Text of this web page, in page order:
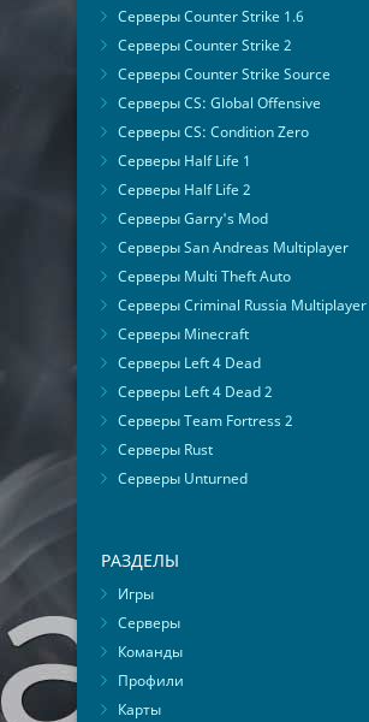
Серверы Counter Strike 1.6
Серверы Counter Strike 2
Серверы Counter Strike Source
Серверы CS: Global Offensive
Серверы CS: Condition Zero
Серверы Half Life 1
Серверы Half Life 2
Серверы Garry's Mod
Серверы San Andreas Multiplayer
Серверы Multi Theft Auto
Серверы Criminal Russia Multiplayer
Серверы Minecraft
Серверы Left 4 Dead
Серверы Left 4 Dead 2
Серверы Team Fortress 2
Серверы Rust
Серверы Unturned
РАЗДЕЛЫ
Игры
Серверы
Команды
Профили
Карты